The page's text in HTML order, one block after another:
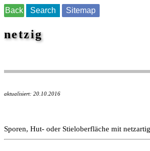
Back Search Sitemap
netzig
aktualisiert: 20.10.2016
Sporen, Hut- oder Stieloberfläche mit